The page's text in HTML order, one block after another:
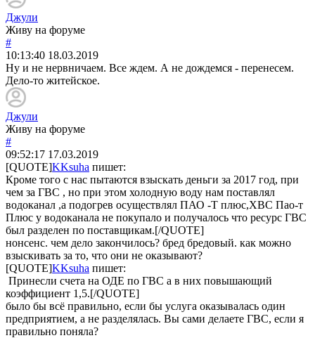
Джули
Живу на форуме
#
10:13:40 18.03.2019
Ну и не нервничаем. Все ждем. А не дождемся - перенесем.
Дело-то житейское.
Джули
Живу на форуме
#
09:52:17 17.03.2019
[QUOTE]KKsuha пишет:
Кроме того с нас пытаются взыскать деньги за 2017 год, при
чем за ГВС , но при этом холодную воду нам поставлял
водоканал ,а подогрев осуществлял ПАО -Т плюс,ХВС Пао-т
Плюс у водоканала не покупало и получалось что ресурс ГВС
был разделен по поставщикам.[/QUOTE]
нонсенс. чем дело закончилось? бред бредовый. как можно
взыскивать за то, что они не оказывают?
[QUOTE]KKsuha пишет:
Принесли счета на ОДЕ по ГВС а в них повышающий
коэффициент 1,5.[/QUOTE]
было бы всё правильно, если бы услуга оказывалась один
предприятием, а не разделялась. Вы сами делаете ГВС, если я
правильно поняла?